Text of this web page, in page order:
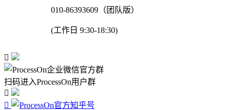
010-86393609（团队版）
(工作日 9:30-18:30)

扫码进入ProcessOn用户群

